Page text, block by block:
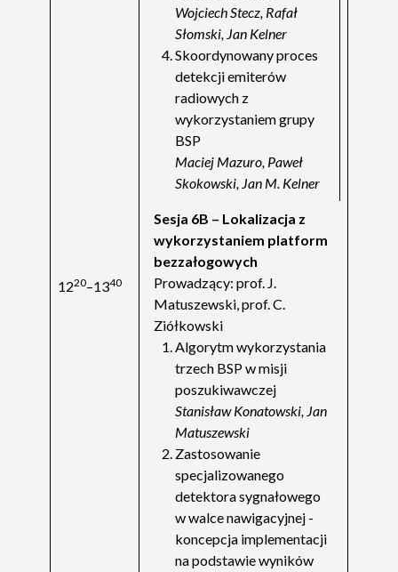
1220–1340
Wojciech Stecz, Rafał
Słomski, Jan Kelner
Skoordynowany proces
detekcji emiterów
radiowych z
wykorzystaniem grupy
BSP
Maciej Mazuro, Paweł
Skokowski, Jan M. Kelner
Sesja 6B – Lokalizacja z
wykorzystaniem platform
bezzałogowych
Prowadzący: prof. J.
Matuszewski, prof. C.
Ziółkowski
Algorytm wykorzystania
trzech BSP w misji
poszukiwawczej
Stanisław Konatowski, Jan
Matuszewski
Zastosowanie
specjalizowanego
detektora sygnałowego
w walce nawigacyjnej -
koncepcja implementacji
na podstawie wyników